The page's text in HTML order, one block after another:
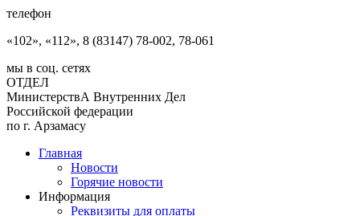
телефон
«102», «112», 8 (83147) 78-002, 78-061
мы в соц. сетях
ОТДЕЛ
МинистерствА Внутренних Дел
Российской федерации
по г. Арзамасу
Главная
Новости
Горячие новости
Информация
Реквизиты для оплаты